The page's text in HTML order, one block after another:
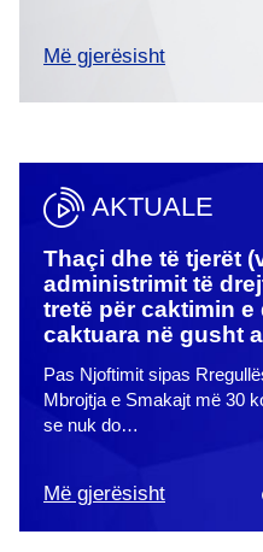
Më gjerësisht
AKTUALE
Më gjerësisht
Thaçi dhe të tjerët
administrimit të
tretë për caktimin e
caktuara në gusht
Pas Njoftimit sipas
Mbrojtja e Smakajt më 30
se nuk do…